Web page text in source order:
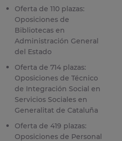
Oferta de 110 plazas:
Oposiciones de
Bibliotecas en
Administración General
del Estado
Oferta de 714 plazas:
Oposiciones de Técnico
de Integración Social en
Servicios Sociales en
Generalitat de Cataluña
Oferta de 419 plazas:
Oposiciones de Personal